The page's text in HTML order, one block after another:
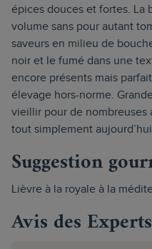
épices douces et fortes. La
volume sans pour autant
saveurs en milieu de
noir et le fumé dans une
encore présents mais
élevage hors-norme.
vieillir pour de nombreuses
tout simplement
Suggestion
Lièvre à la royale à la
Avis des Experts